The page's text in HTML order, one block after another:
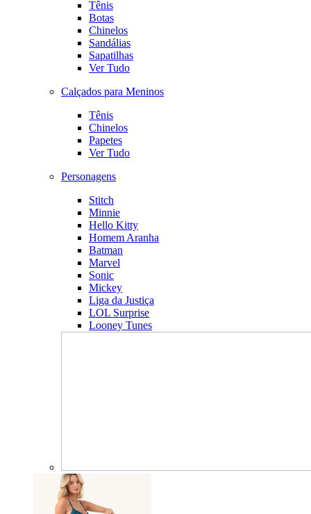
Tênis
Botas
Chinelos
Sandálias
Sapatilhas
Ver Tudo
Calçados para Meninos
Tênis
Chinelos
Papetes
Ver Tudo
Personagens
Stitch
Minnie
Hello Kitty
Homem Aranha
Batman
Marvel
Sonic
Mickey
Liga da Justiça
LOL Surprise
Looney Tunes